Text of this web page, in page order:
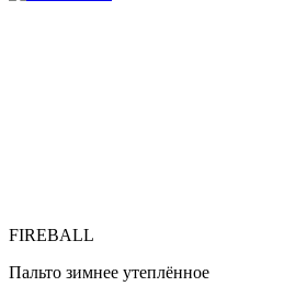
FIREBALL
Пальто зимнее утеплённое